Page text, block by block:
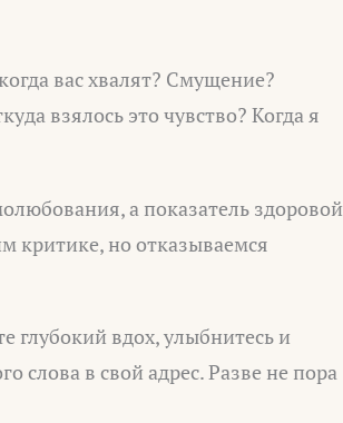
вас хвалят? Смущение?
взялось это чувство? Когда я
а показатель здоровой
критике, но отказываемся
глубокий вдох, улыбнитесь и
слова в свой адрес. Разве не пора